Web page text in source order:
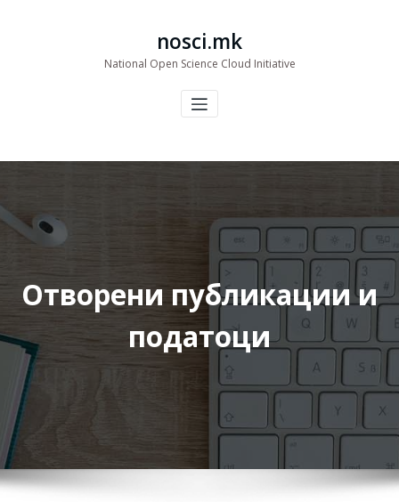
nosci.mk
National Open Science Cloud Initiative
Отворени публикации и
податоци